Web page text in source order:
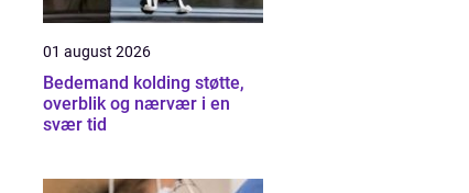
01 august 2026
Bedemand kolding støtte,
overblik og nærvær i en
svær tid